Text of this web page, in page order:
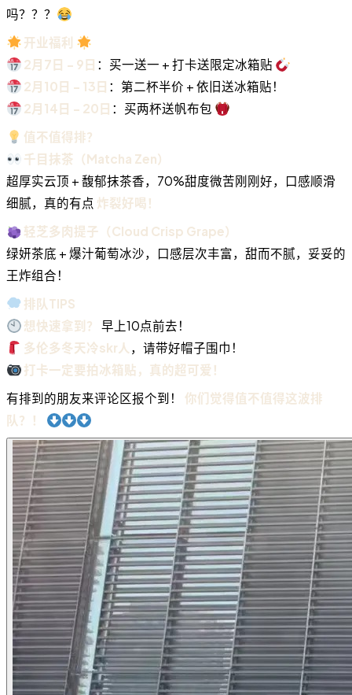
吗？？？
开业福利
2月7日 - 9日 ：买一送一 + 打卡送限定冰箱贴
2月10日 - 13日 ：第二杯半价 + 依旧送冰箱贴！
2月14日 - 20日 ：买两杯送帆布包
值不值得排？
千目抹茶（Matcha Zen）
超厚实云顶 + 馥郁抹茶香，70%甜度微苦刚刚好，口感顺滑
细腻，真的有点 炸裂好喝！
轻芝多肉提子（Cloud Crisp Grape）
绿妍茶底 + 爆汁葡萄冰沙，口感层次丰富，甜而不腻，妥妥的
王炸组合！
排队TIPS
想快速拿到？
早上10点前去！
多伦多冬天冷skr人 ，请带好帽子围巾！
打卡一定要拍冰箱贴，真的超可爱！
有排到的朋友来评论区报个到！ 你们觉得值不值得这波排
队？！